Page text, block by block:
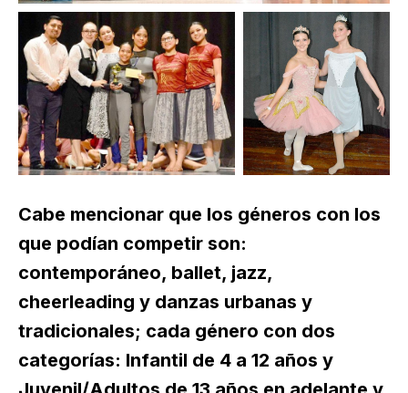
Cabe mencionar que los géneros con los
que podían competir son:
contemporáneo, ballet, jazz,
cheerleading y danzas urbanas y
tradicionales; cada género con dos
categorías: Infantil de 4 a 12 años y